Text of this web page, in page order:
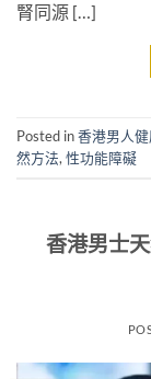
腎同源 […]
Posted in香港男人
然方法,性功能障礙
香港男士